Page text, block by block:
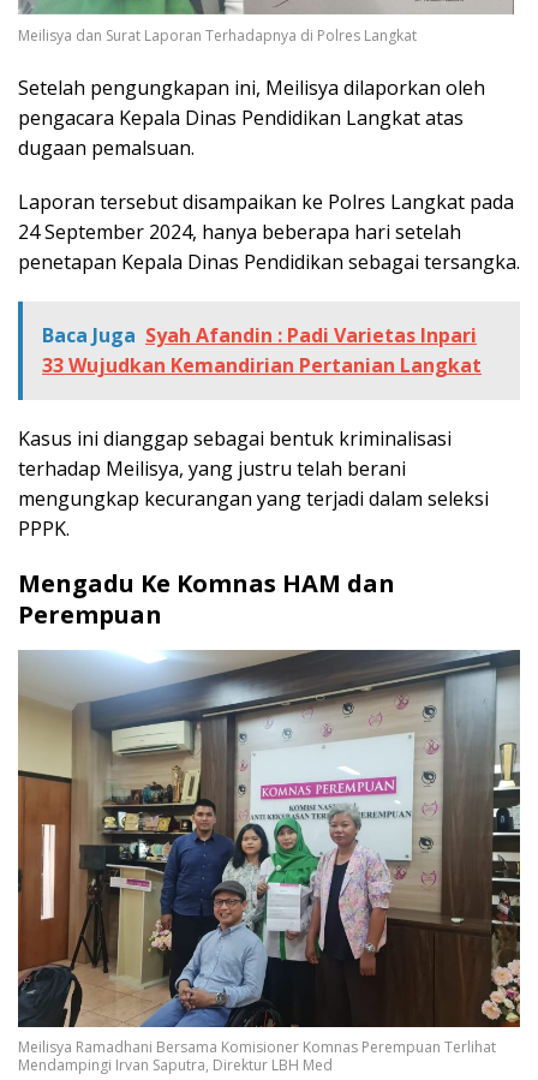
Meilisya dan Surat Laporan Terhadapnya di Polres Langkat
Setelah pengungkapan ini, Meilisya dilaporkan oleh
pengacara Kepala Dinas Pendidikan Langkat atas
dugaan pemalsuan.
Laporan tersebut disampaikan ke Polres Langkat pada
24 September 2024, hanya beberapa hari setelah
penetapan Kepala Dinas Pendidikan sebagai tersangka.
Baca Juga Syah Afandin : Padi Varietas Inpari
33 Wujudkan Kemandirian Pertanian Langkat
Kasus ini dianggap sebagai bentuk kriminalisasi
terhadap Meilisya, yang justru telah berani
mengungkap kecurangan yang terjadi dalam seleksi
PPPK.
Mengadu Ke Komnas HAM dan
Perempuan
Meilisya Ramadhani Bersama Komisioner Komnas Perempuan Terlihat
Mendampingi Irvan Saputra, Direktur LBH Med